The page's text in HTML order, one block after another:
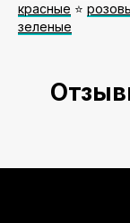
красные ⭐️
зеленые